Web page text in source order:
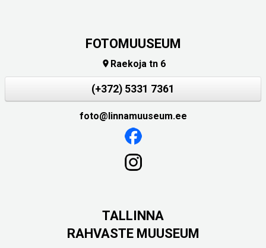
FOTOMUUSEUM
 Raekoja tn 6
(+372) 5331 7361
foto@linnamuuseum.ee
TALLINNA
RAHVASTE MUUSEUM